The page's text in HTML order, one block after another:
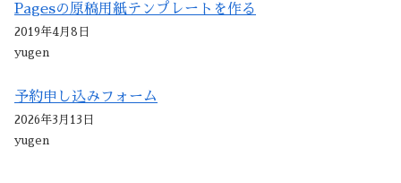
Pagesの原稿用紙テンプレートを作る
2019年4月8日
yugen
予約申し込みフォーム
2026年3月13日
yugen